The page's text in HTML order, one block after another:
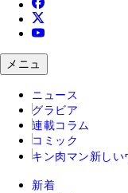
メニュ
ニュース
グラビア
連載コラム
コミック
キン肉マン 新しい
新着